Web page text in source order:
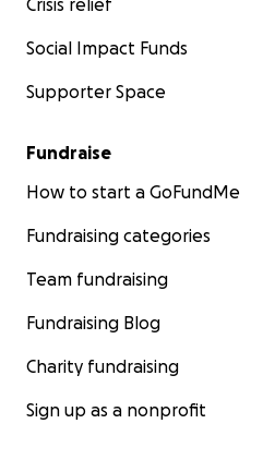
Crisis relief
Social Impact Funds
Supporter Space
Fundraise
How to start a GoFundMe
Fundraising categories
Team fundraising
Fundraising Blog
Charity fundraising
Sign up as a nonprofit